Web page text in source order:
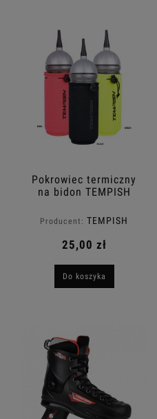
Pokrowiec termiczny
na bidon TEMPISH
Producent: TEMPISH
25,00 zł
Do koszyka